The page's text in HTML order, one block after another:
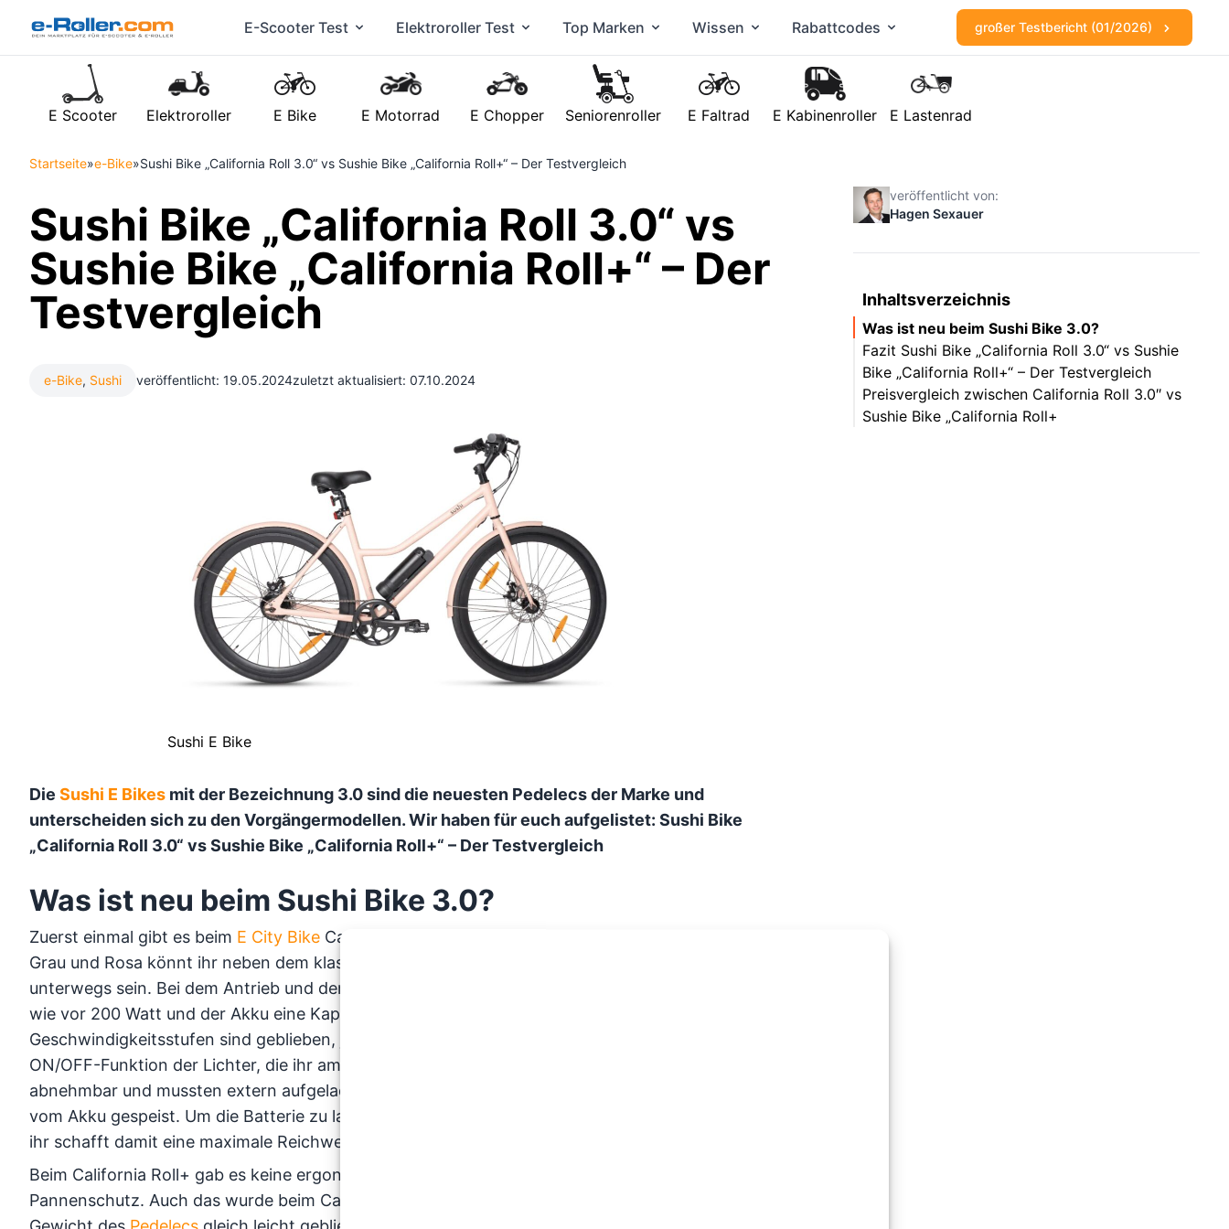
großer Testbericht (01/2026)
E-Scooter Test Elektroroller Test Top Marken Wissen Rabattcodes
E Scooter Elektroroller E Bike E Motorrad E Chopper Seniorenroller E Faltrad E Kabinenroller E Lastenrad
Startseite»e-Bike»Sushi Bike „California Roll 3.0“ vs Sushie Bike „California Roll+“ – Der Testvergleich
Sushi Bike „California Roll 3.0“ vs
Sushie Bike „California Roll+“ – Der
Testvergleich
e-Bike, Sushi veröffentlicht: 19.05.2024zuletzt aktualisiert: 07.10.2024
Sushi E Bike
Die Sushi E Bikes mit der Bezeichnung 3.0 sind die neuesten Pedelecs der Marke und
unterscheiden sich zu den Vorgängermodellen. Wir haben für euch aufgelistet: Sushi Bike
„California Roll 3.0“ vs Sushie Bike „California Roll+“ – Der Testvergleich
Was ist neu beim Sushi Bike 3.0?
Zuerst einmal gibt es beim E City Bike California Roll 3.0 neue Farben und neue Features. Statt
Grau und Rosa könnt ihr neben dem klassischen Schwarz jetzt auch in Stone und Berry
unterwegs sein. Bei dem Antrieb und dem Akku hat sich nichts geändert. Der Motor hat nach
wie vor 200 Watt und der Akku eine Kapazität von 230,4 Wh. Auch die 5
Geschwindigkeitsstufen sind geblieben, jedoch bekommt ihr bei dem California Roll 3.0 eine
ON/OFF-Funktion der Lichter, die ihr am LCD Display bedienen könnt. Einst waren die Lichter
abnehmbar und mussten extern aufgeladen werden, mittlerweile sind sie integriert und werden
vom Akku gespeist. Um die Batterie zu laden, benötigt es bei beiden Modellen 5,5 Stunden und
ihr schafft damit eine maximale Reichweite von 75 km.
Beim California Roll+ gab es keine ergonomischen Griffe und die Reifen hatten keinen
Pannenschutz. Auch das wurde beim California Roll 3.0 Sushi Bike verbessert. Während das
veröffentlicht von:
Hagen Sexauer
Inhaltsverzeichnis
Was ist neu beim Sushi Bike 3.0?
Fazit Sushi Bike „California Roll 3.0“ vs Sushie
Bike „California Roll+“ – Der Testvergleich
Preisvergleich zwischen California Roll 3.0″ vs
Sushie Bike „California Roll+